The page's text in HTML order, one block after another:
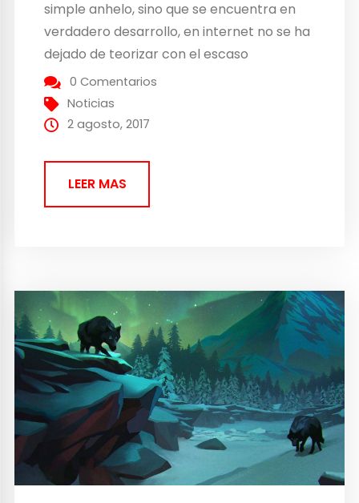
simple anhelo, sino que se encuentra en
verdadero desarrollo, en internet no se ha
dejado de teorizar con el escaso
contenido existente para hallar cualquier
detalle que se haya podido pasar por alto.
El usuario de...
0 Comentarios
Noticias
2 agosto, 2017
LEER MAS